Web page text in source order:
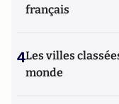
français
4Les villes
monde